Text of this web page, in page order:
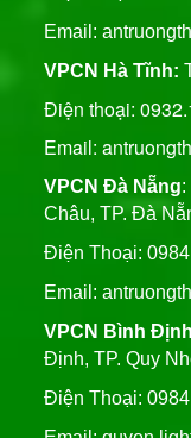
Email:
VPCN Hà Tĩnh:
Điện thoại:
Email:
VPCN Đà Nẵng:
Châu, TP. Đà
Điện Thoại:
Email:
VPCN Bình
Định, TP. Quy
Điện Thoại: